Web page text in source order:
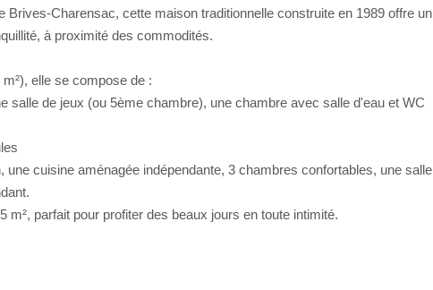
Brives-Charensac, cette maison traditionnelle construite en 1989 offre un
à proximité des commodités.
elle se compose de :
salle de jeux (ou 5ème chambre), une chambre avec salle d'eau et WC
cuisine aménagée indépendante, 3 chambres confortables, une salle
parfait pour profiter des beaux jours en toute intimité.